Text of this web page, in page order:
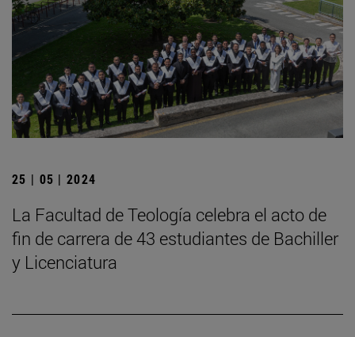
25 | 05 | 2024
La Facultad de Teología celebra el acto de
fin de carrera de 43 estudiantes de Bachiller
y Licenciatura